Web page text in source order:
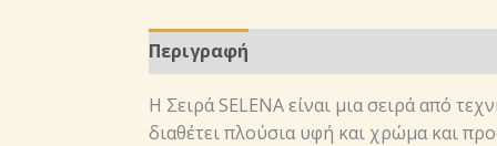
Περιγραφή
Η Σειρά SELENA είναι μια σειρά από
διαθέτει πλούσια υφή και χρώμα και